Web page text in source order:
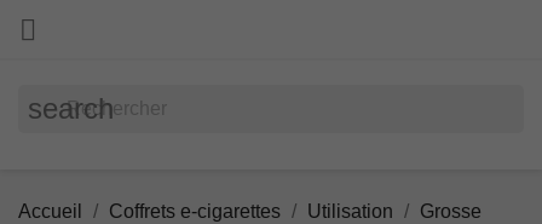

search
Accueil Coffrets e-cigarettes Utilisation
Grosse